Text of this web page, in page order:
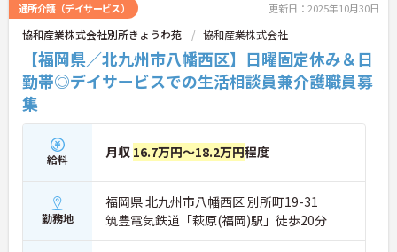
通所介護（デイサービス） 更新日：2025年10月30日
協和産業株式会社別所きょうわ苑 協和産業株式会社
【福岡県／北九州市八幡西区】日曜固定休み＆日
勤帯◎デイサービスでの生活相談員兼介護職員募
集
給料 月収 16.7万円～18.2万円程度
勤務地
福岡県 北九州市八幡西区 別所町19-31
筑豊電気鉄道「萩原(福岡)駅」徒歩20分